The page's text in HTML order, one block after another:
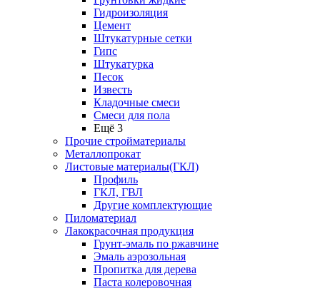
Гидроизоляция
Цемент
Штукатурные сетки
Гипс
Штукатурка
Песок
Известь
Кладочные смеси
Смеси для пола
Ещё 3
Прочие стройматериалы
Металлопрокат
Листовые материалы(ГКЛ)
Профиль
ГКЛ, ГВЛ
Другие комплектующие
Пиломатериал
Лакокрасочная продукция
Грунт-эмаль по ржавчине
Эмаль аэрозольная
Пропитка для дерева
Паста колеровочная